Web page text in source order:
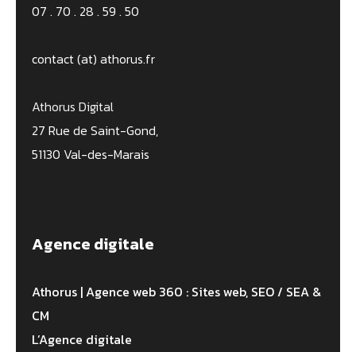
07 . 70 . 28 . 59 . 50
contact (at) athorus.fr
Athorus Digital
27 Rue de Saint-Gond,
51130 Val-des-Marais
Agence digitale
Athorus | Agence web 360 : Sites web, SEO / SEA &
CM
L’Agence digitale